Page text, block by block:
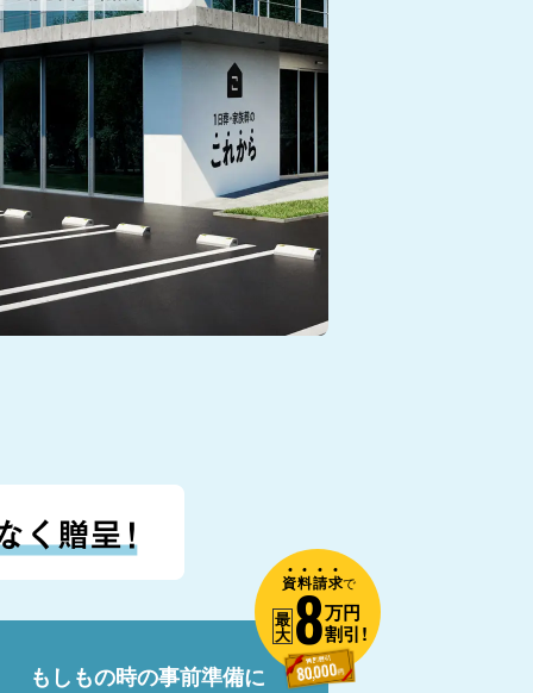
もしもの時の事前準備に
資料請求で
最
大8万円
割引!